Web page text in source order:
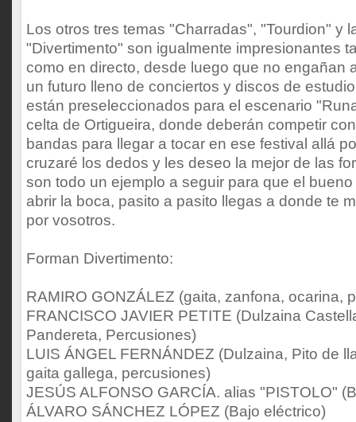
Los otros tres temas "Charradas", "Tourdion" y
"Divertimento" son igualmente impresionantes
como en directo, desde luego que no engañan
un futuro lleno de conciertos y discos de
están preseleccionados para el escenario
celta de Ortigueira, donde deberán competir
bandas para llegar a tocar en ese festival allá
cruzaré los dedos y les deseo la mejor de las
son todo un ejemplo a seguir para que el
abrir la boca, pasito a pasito llegas a donde te
por vosotros.
Forman Divertimento:
RAMIRO GONZÁLEZ (gaita, zanfona, ocarina,
FRANCISCO JAVIER PETITE (Dulzaina
Pandereta, Percusiones)
LUIS ÁNGEL FERNÁNDEZ (Dulzaina, Pito de
gaita gallega, percusiones)
JESÚS ALFONSO GARCÍA. alias "PISTOLO"
ÁLVARO SÁNCHEZ LÓPEZ (Bajo eléctrico)